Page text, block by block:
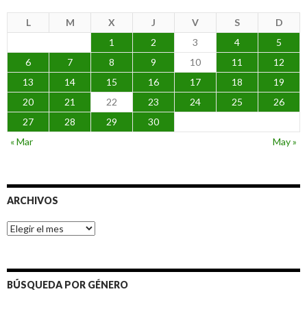
L M X J V S
D
1
2 3 4
5
6
7 8 9 10 11
12
13
14 15 16 17 18
19
20
21 22 23 24 25
26
27
28 29
30
« Mar
May »
ARCHIVOS
Archivos
BÚSQUEDA POR GÉNERO